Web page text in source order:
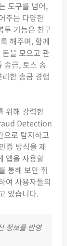
도구를 넘어,
주는 다양한
투 기능은 친구
해주며, 함께
을 모으고 관
송금, 토스 송
한 송금 경험
위해 강력한
Detection
으로 탐지하고
증 방식을 제
앱을 사용할
통해 보안 취
여 사용자들의
있습니다.
정보를 반영